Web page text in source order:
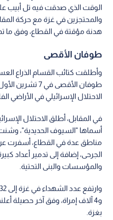
الوقت الذي صدقت فيه تل أبيب
والمحتجزين في غزة مع حركة
هدنة مؤقتة في القطاع، وفق ما
طوفان الأقصى
وأطلقت كتائب القسام الذراع
طوفان الأقصى في
الاحتلال الإسرائيلي في الأراضي
في المقابل، أطلق الاحتلال
أسماها "السيوف الحديدية"،
مناطق عدة في القطاع، أسفرت عن
الجرحى، إضافة إلى تدمير أعداد
والمؤسسات والبنى التحتية.
و4 آلاف إمراة، وفق آخر حصيلة
بغزة.